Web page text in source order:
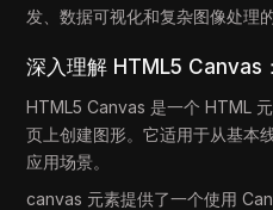
发、数据可视化和复杂图像处理
深入理解 HTML5 Canvas
HTML5 Canvas 是一个 HTML
页上创建图形。它适用于从基本
应用场景。
canvas 元素提供了一个使用